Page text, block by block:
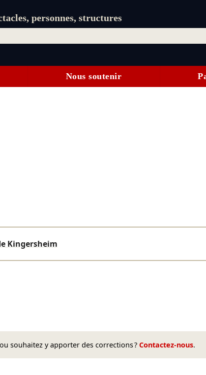
personnes, structures
Nous soutenir
Kingersheim
souhaitez y apporter des corrections ? Contactez-nous.